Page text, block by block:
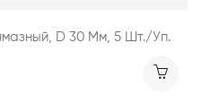
D 30 Мм, 5 Шт./уп.